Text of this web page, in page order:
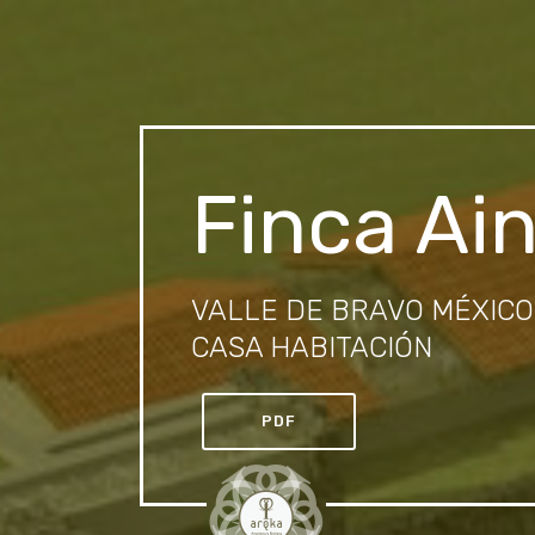
Finca
VALLE DE BRAVO MÉXICO
CASA HABITACIÓN
PDF